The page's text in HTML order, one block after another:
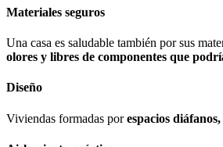
Materiales seguros
Una casa es saludable también por sus
olores y libres de componentes que
Diseño
Viviendas formadas porespacios